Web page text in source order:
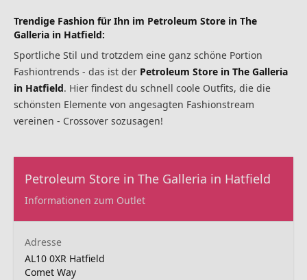
Trendige Fashion für Ihn im Petroleum Store in The
Galleria in Hatfield:
Sportliche Stil und trotzdem eine ganz schöne Portion
Fashiontrends - das ist der Petroleum Store in The Galleria
in Hatfield. Hier findest du schnell coole Outfits, die die
schönsten Elemente von angesagten Fashionstream
vereinen - Crossover sozusagen!
Petroleum Store in The Galleria in Hatfield
Informationen zum Outlet
Adresse
AL10 0XR Hatfield
Comet Way